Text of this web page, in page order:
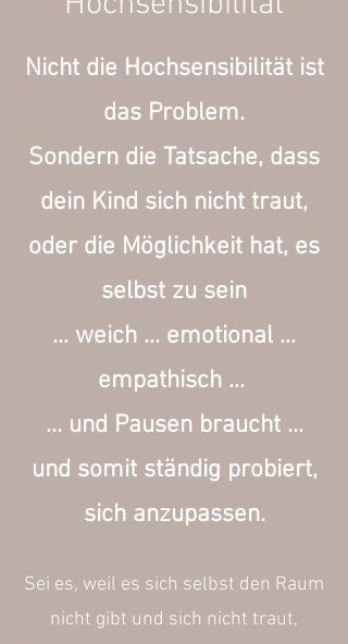
Nicht die Hochsensibilität ist
das Problem.
Sondern die Tatsache, dass
dein Kind sich nicht traut,
oder die Möglichkeit hat, es
selbst zu sein
... weich ... emotional ...
empathisch ...
... und Pausen braucht ...
und somit ständig probiert,
sich anzupassen.
Sei es, weil es sich selbst den Raum
nicht gibt und sich nicht traut,